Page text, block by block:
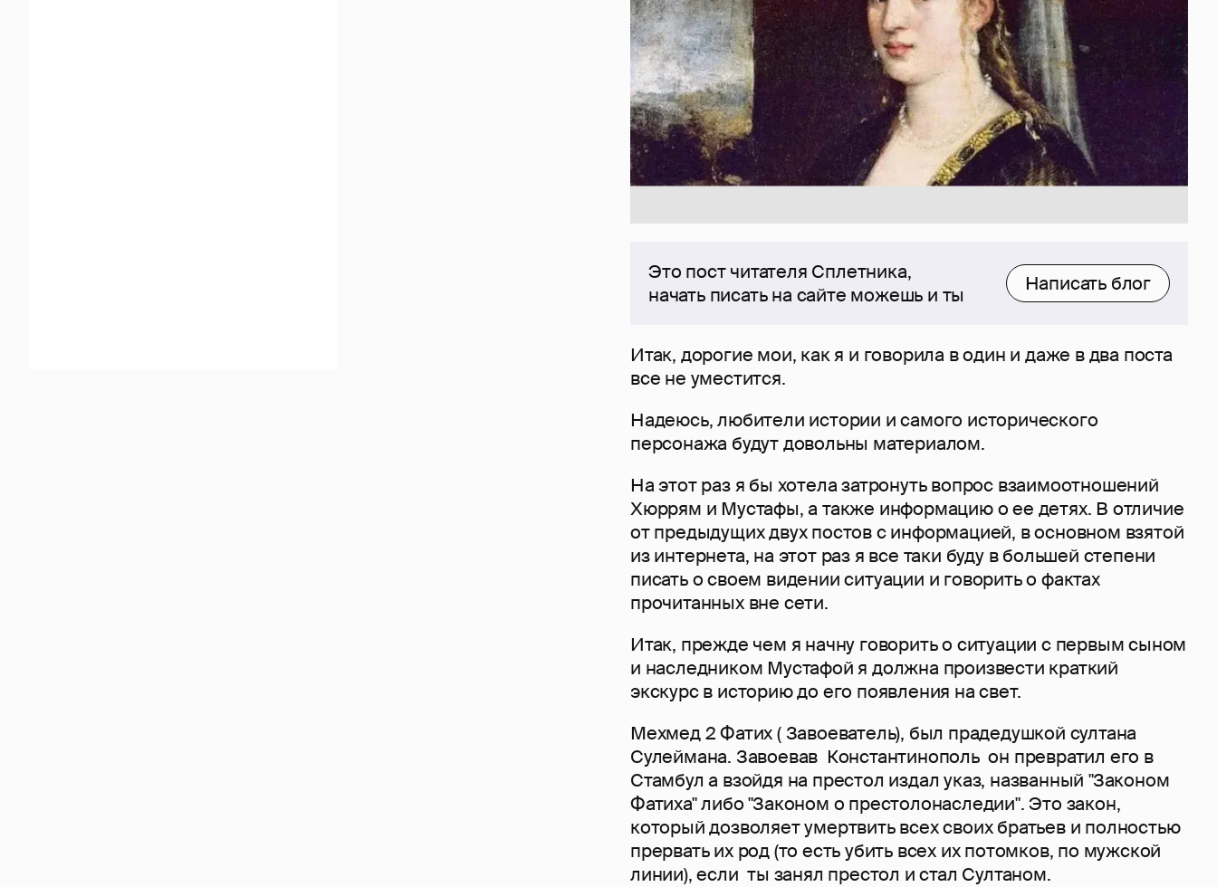
Это пост читателя Сплетника,
начать писать на сайте можешь и ты
Написать блог
Итак, дорогие мои, как я и говорила в один и даже в два поста
все не уместится.
Надеюсь, любители истории и самого исторического
персонажа будут довольны материалом.
На этот раз я бы хотела затронуть вопрос взаимоотношений
Хюррям и Мустафы, а также информацию о ее детях. В отличие
от предыдущих двух постов с информацией, в основном взятой
из интернета, на этот раз я все таки буду в большей степени
писать о своем видении ситуации и говорить о фактах
прочитанных вне сети.
Итак, прежде чем я начну говорить о ситуации с первым сыном
и наследником Мустафой я должна произвести краткий
экскурс в историю до его появления на свет.
Мехмед 2 Фатих ( Завоеватель), был прадедушкой султана
Сулеймана. Завоевав Константинополь он превратил его в
Стамбул а взойдя на престол издал указ, названный "Законом
Фатиха" либо "Законом о престолонаследии". Это закон,
который дозволяет умертвить всех своих братьев и полностью
прервать их род (то есть убить всех их потомков, по мужской
линии), если ты занял престол и стал Султаном.